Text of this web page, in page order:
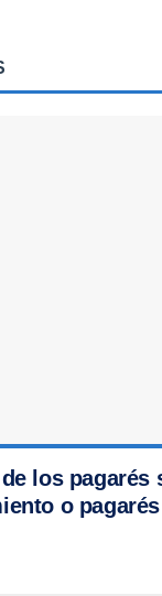
los pagarés
o